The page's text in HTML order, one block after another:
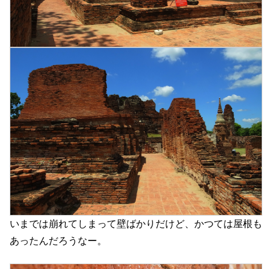
いまでは崩れてしまって壁ばかりだけど、かつては屋根も
あったんだろうなー。